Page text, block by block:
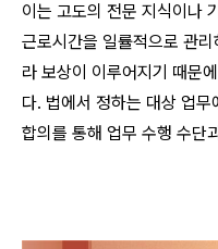
이는 고도의 전문 지식이나
근로시간을 일률적으로 관
라 보상이 이루어지기 때문
다. 법에서 정하는 대상 업
합의를 통해 업무 수행 수단